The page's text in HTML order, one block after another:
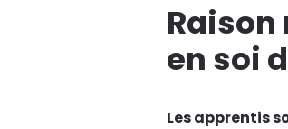
Raison
en soi
Les apprentis